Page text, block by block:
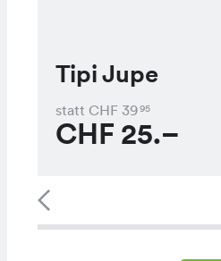
Tipi Jupe
statt CHF 3995
CHF 25.–